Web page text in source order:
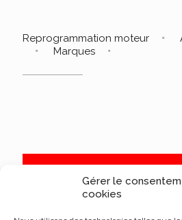
Gérer le
cookies
Reprogrammation moteur
Marques